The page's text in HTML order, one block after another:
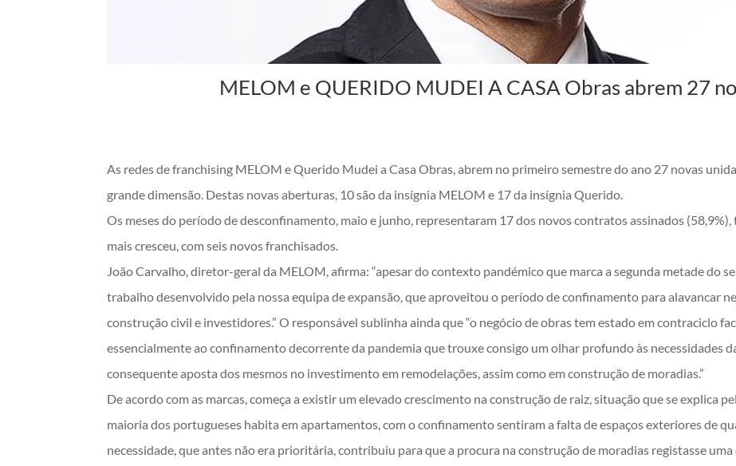
MELOM e QUERIDO MUDEI A CASA Obras abrem 27
As redes de franchising MELOM e Querido Mudei a Casa Obras, abrem no primeiro semestre do ano 27 novas
grande dimensão. Destas novas aberturas, 10 são da insígnia MELOM e 17 da insígnia Querido.
Os meses do período de desconfinamento, maio e junho, representaram 17 dos novos contratos assinados
mais cresceu, com seis novos franchisados.
João Carvalho, diretor-geral da MELOM, afirma: “apesar do contexto pandémico que marca a segunda metade do
trabalho desenvolvido pela nossa equipa de expansão, que aproveitou o período de confinamento para alavancar
construção civil e investidores.” O responsável sublinha ainda que “o negócio de obras tem estado em contraciclo
essencialmente ao confinamento decorrente da pandemia que trouxe consigo um olhar profundo às necessidades
consequente aposta dos mesmos no investimento em remodelações, assim como em construção de moradias.”
De acordo com as marcas, começa a existir um elevado crescimento na construção de raiz, situação que se explica
maioria dos portugueses habita em apartamentos, com o confinamento sentiram a falta de espaços exteriores de
necessidade, que antes não era prioritária, contribuiu para que a procura na construção de moradias registasse